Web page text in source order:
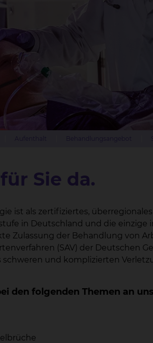
Sie da.
ist als zertifiziertes,
in Deutschland und die einzige
Zulassung der Behandlung von
(SAV) der Deutschen
und komplizierten
den folgenden Themen an